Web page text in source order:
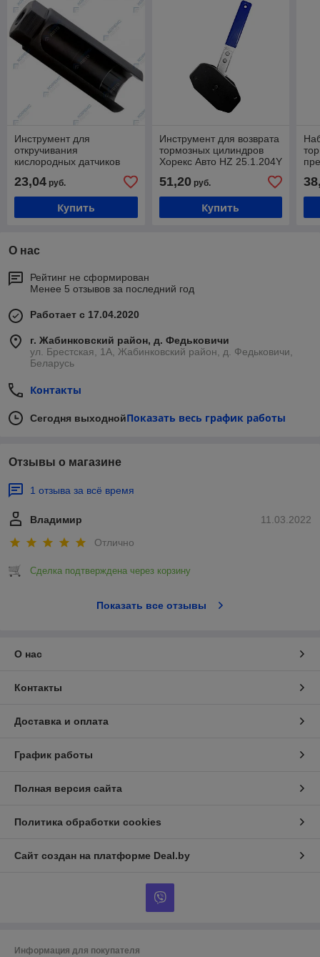
Инструмент для
откручивания
кислородных датчиков
Хорекс Авто HZ 25.1.170S
23,04 руб.
Купить
Инструмент для возврата
тормозных цилиндров
Хорекс Авто HZ 25.1.204Y
51,20руб.
Купить
О нас
Рейтинг не сформирован
Менее 5 отзывов за последний год
Работает с 17.04.2020
г. Жабинковский район, д. Федьковичи
ул. Брестская, 1А, Жабинковский район, д. Федьковичи,
Беларусь
Контакты
Сегодня выходнойПоказать весь график работы
Отзывы о магазине
1 отзыва за всё время
11.03.2022
Владимир
Отлично
Сделка подтверждена через корзину
Показать все отзывы
О нас
Контакты
Доставка и оплата
График работы
Полная версия сайта
Политика обработки cookies
Сайт создан на платформе Deal.by
Информация для покупателя